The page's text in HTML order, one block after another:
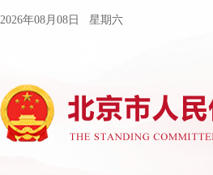
2026年08月08日 星期六